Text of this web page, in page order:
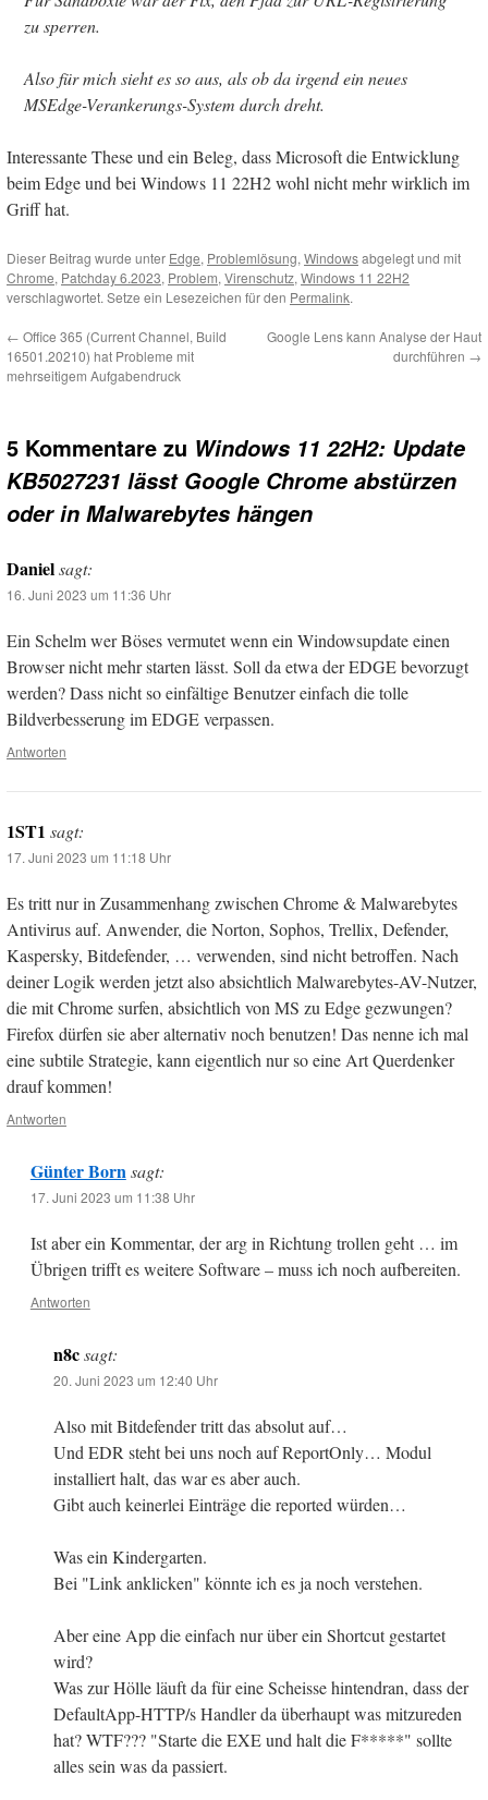
zu sperren.
Also für mich sieht es so aus, als ob da irgend ein neues
MSEdge-Verankerungs-System durch dreht.
Interessante These und ein Beleg, dass Microsoft die Entwicklung
beim Edge und bei Windows 11 22H2 wohl nicht mehr wirklich im
Griff hat.
Dieser Beitrag wurde unter Edge, Problemlösung, Windowsabgelegt und mit
Chrome, Patchday 6.2023, Problem, Virenschutz, Windows 11 22H2
verschlagwortet. Setze ein Lesezeichen für den Permalink.
← Office 365 (Current Channel, Build
16501.20210) hat Probleme mit
mehrseitigem Aufgabendruck
Google Lens kann Analyse der Haut
durchführen →
5 Kommentare zu Windows 11 22H2: Update
KB5027231 lässt Google Chrome abstürzen
oder in Malwarebytes hängen
Danielsagt:
16. Juni 2023 um 11:36 Uhr
Ein Schelm wer Böses vermutet wenn ein Windowsupdate einen
Browser nicht mehr starten lässt. Soll da etwa der EDGE bevorzugt
werden? Dass nicht so einfältige Benutzer einfach die tolle
Bildverbesserung im EDGE verpassen.
Antworten
1ST1 sagt:
17. Juni 2023 um 11:18 Uhr
Es tritt nur in Zusammenhang zwischen Chrome & Malwarebytes
Antivirus auf. Anwender, die Norton, Sophos, Trellix, Defender,
Kaspersky, Bitdefender, … verwenden, sind nicht betroffen. Nach
deiner Logik werden jetzt also absichtlich Malwarebytes-AV-Nutzer,
die mit Chrome surfen, absichtlich von MS zu Edge gezwungen?
Firefox dürfen sie aber alternativ noch benutzen! Das nenne ich mal
eine subtile Strategie, kann eigentlich nur so eine Art Querdenker
drauf kommen!
Antworten
Günter Born sagt:
17. Juni 2023 um 11:38 Uhr
Ist aber ein Kommentar, der arg in Richtung trollen geht … im
Übrigen trifft es weitere Software – muss ich noch aufbereiten.
Antworten
n8c sagt:
20. Juni 2023 um 12:40 Uhr
Also mit Bitdefender tritt das absolut auf…
Und EDR steht bei uns noch auf ReportOnly… Modul
installiert halt, das war es aber auch.
Gibt auch keinerlei Einträge die reported würden…
Was ein Kindergarten.
Bei "Link anklicken" könnte ich es ja noch verstehen.
Aber eine App die einfach nur über ein Shortcut gestartet
wird?
Was zur Hölle läuft da für eine Scheisse hintendran, dass der
DefaultApp-HTTP/s Handler da überhaupt was mitzureden
hat? WTF??? "Starte die EXE und halt die F*****" sollte
alles sein was da passiert.